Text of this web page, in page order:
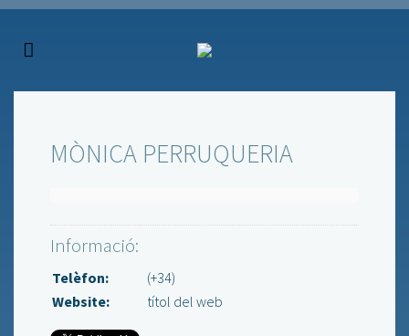
MÒNICA PERRUQUERIA
Informació:
Telèfon:
(+34)
Website:
títol del web